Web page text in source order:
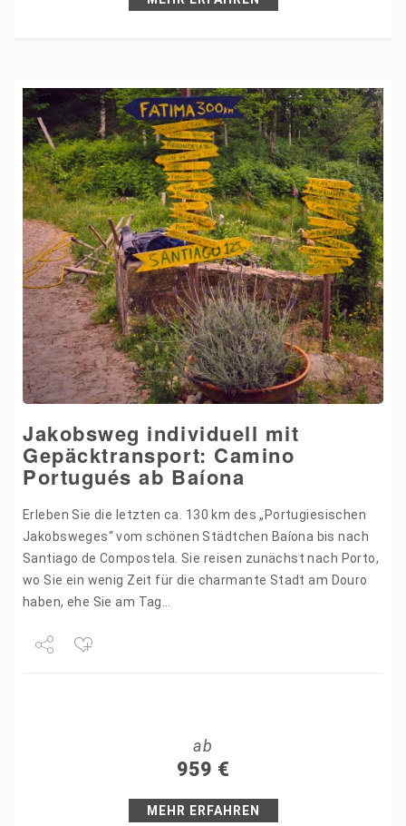
Jakobsweg individuell mit
Gepäcktransport: Camino
Portugués ab Baíona
Erleben Sie die letzten ca. 130 km des „Portugiesischen
Jakobsweges“ vom schönen Städtchen Baíona bis nach
Santiago de Compostela. Sie reisen zunächst nach Porto,
wo Sie ein wenig Zeit für die charmante Stadt am Douro
haben, ehe Sie am Tag…
ab
959 €
MEHR ERFAHREN